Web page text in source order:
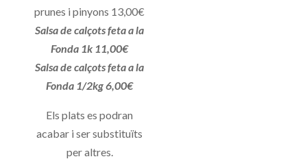
prunes i pinyons 13,00€
Salsa de calçots feta a la
Fonda 1k 11,00€
Salsa de calçots feta a la
Fonda 1/2kg 6,00€
Els plats es podran
acabar i ser substituïts
per altres.